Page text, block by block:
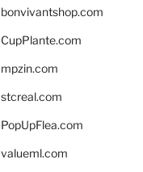
bonvivantshop.com
CupPlante.com
mpzin.com
stcreal.com
PopUpFlea.com
valueml.com